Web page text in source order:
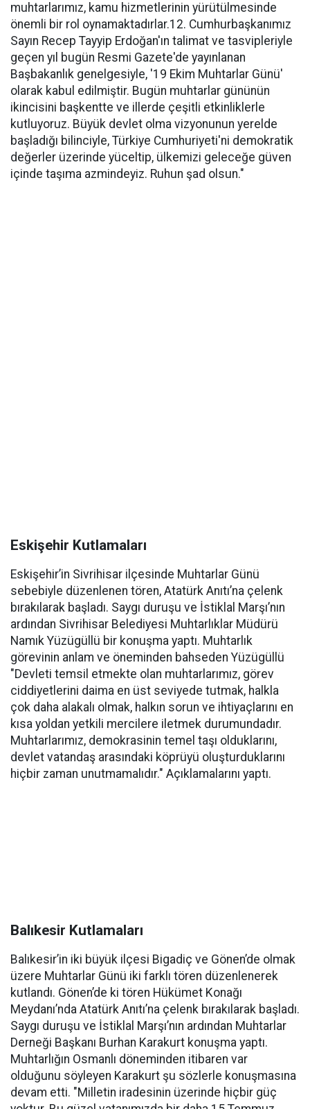
muhtarlarımız, kamu hizmetlerinin yürütülmesinde
önemli bir rol oynamaktadırlar.12. Cumhurbaşkanımız
Sayın Recep Tayyip Erdoğan'ın talimat ve tasvipleriyle
geçen yıl bugün Resmi Gazete'de yayınlanan
Başbakanlık genelgesiyle, '19 Ekim Muhtarlar Günü'
olarak kabul edilmiştir. Bugün muhtarlar gününün
ikincisini başkentte ve illerde çeşitli etkinliklerle
kutluyoruz. Büyük devlet olma vizyonunun yerelde
başladığı bilinciyle, Türkiye Cumhuriyeti'ni demokratik
değerler üzerinde yüceltip, ülkemizi geleceğe güven
içinde taşıma azmindeyiz. Ruhun şad olsun."
Eskişehir Kutlamaları
Eskişehir’in Sivrihisar ilçesinde Muhtarlar Günü
sebebiyle düzenlenen tören, Atatürk Anıtı’na çelenk
bırakılarak başladı. Saygı duruşu ve İstiklal Marşı’nın
ardından Sivrihisar Belediyesi Muhtarlıklar Müdürü
Namık Yüzügüllü bir konuşma yaptı. Muhtarlık
görevinin anlam ve öneminden bahseden Yüzügüllü
"Devleti temsil etmekte olan muhtarlarımız, görev
ciddiyetlerini daima en üst seviyede tutmak, halkla
çok daha alakalı olmak, halkın sorun ve ihtiyaçlarını en
kısa yoldan yetkili mercilere iletmek durumundadır.
Muhtarlarımız, demokrasinin temel taşı olduklarını,
devlet vatandaş arasındaki köprüyü oluşturduklarını
hiçbir zaman unutmamalıdır." Açıklamalarını yaptı.
Balıkesir Kutlamaları
Balıkesir’in iki büyük ilçesi Bigadiç ve Gönen’de olmak
üzere Muhtarlar Günü iki farklı tören düzenlenerek
kutlandı. Gönen’de ki tören Hükümet Konağı
Meydanı’nda Atatürk Anıtı’na çelenk bırakılarak başladı.
Saygı duruşu ve İstiklal Marşı’nın ardından Muhtarlar
Derneği Başkanı Burhan Karakurt konuşma yaptı.
Muhtarlığın Osmanlı döneminden itibaren var
olduğunu söyleyen Karakurt şu sözlerle konuşmasına
devam etti. "Milletin iradesinin üzerinde hiçbir güç